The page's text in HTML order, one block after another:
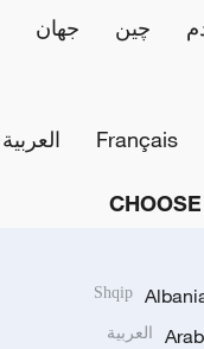
چین جهان
Français العربية
Shqip
العربية